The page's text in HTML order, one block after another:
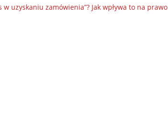
uzyskaniu zamówienia”? Jak wpływa to na prawo